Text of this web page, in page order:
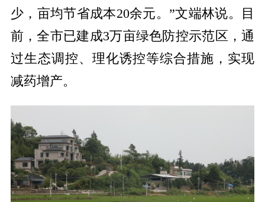
少，亩均节省成本20余元。 ”文端林说。目
前，全市已建成3万亩绿色防控示范区，通
过生态调控、理化诱控等综合措施，实现
减药增产。